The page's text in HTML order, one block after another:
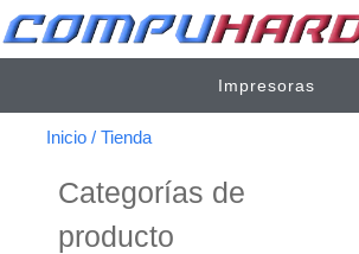
Impresoras
Inicio / Tienda
Categorías de
producto